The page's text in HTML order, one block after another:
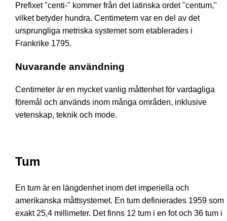
Prefixet "centi-" kommer från det latinska ordet "centum,"
vilket betyder hundra. Centimetern var en del av det
ursprungliga metriska systemet som etablerades i
Frankrike 1795.
Nuvarande användning
Centimeter är en mycket vanlig måttenhet för vardagliga
föremål och används inom många områden, inklusive
vetenskap, teknik och mode.
Tum
En tum är en längdenhet inom det imperiella och
amerikanska måttsystemet. En tum definierades 1959 som
exakt 25,4 millimeter. Det finns 12 tum i en fot och 36 tum i